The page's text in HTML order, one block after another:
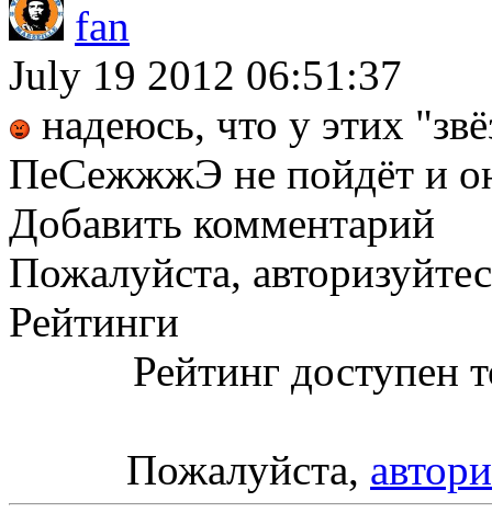
fan
July 19 2012 06:51:37
надеюсь, что у этих
ПеСежжжЭ не пойдёт и
Добавить комментарий
Пожалуйста,
Рейтинги
Рейтинг доступен
Пожалуйста,